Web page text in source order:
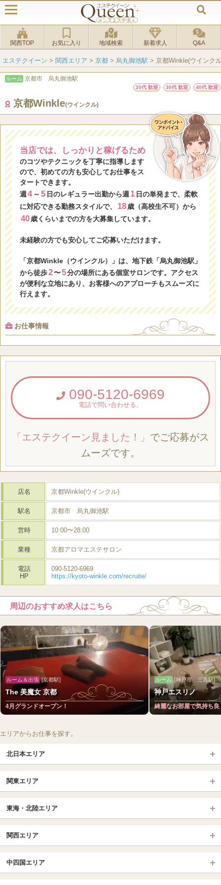
関西TOP お気に入り 地域検索 新着求人 Q&A
エステクイーン > 関西エリア > 京都 > 烏丸御池駅 > 京都Winkle(ウインク
ルーム 京都市 烏丸御池駅
20代 歓迎 30代 歓迎 40代 歓迎
京都Winkle(ウインクル)
当店では、しっかりと稼げるため
のコツやテクニックを丁寧に指導します
ので、初めての方も安心してお仕事をス
タートできます。
週 4 ～ 5 日のレギュラー出勤から週 1 日の単発まで、柔軟
に対応できる勤務スタイルで、
18 歳（高校生不可）から
40 歳くらいまでの方を大募集しています。
未経験の方でも安心してご応募いただけます。
「京都Winkle（ウインクル）」は、地下鉄「烏丸御池駅」
から徒歩2〜5分の場所にある個室サロンです。アクセス
が便利な立地にあり、お客様へのアプローチもスムーズに
行えます。
お仕事情報
090-5120-6969
電話で問い合わせる。
「エステクイーン見ました！」 でご応募がス
ムーズです。
店名 京都Winkle(ウインクル)
駅名 京都市 烏丸御池駅
営時 10:00〜28:00
業種 京都アロマエステサロン
電話
HP
090-5120-6969
https://kyoto-winkle.com/recruite/
周辺のおすすめ求人はこちら
ルーム＆出張[京都駅]
The 美魔女 京都
4月グランドオープン！
ルーム [神戸市 三宮駅]
神戸エスリノ
綺麗なお部屋で気持ち良
エリアからお仕事を探す。
北日本エリア
北海道（札幌・旭川・函館）
青森
岩手 (盛岡・北上)
福島 (いわき・郡山)
山形
長野・松本・上田
群馬（伊勢崎・高崎・前橋）
関東エリア
大宮・浦和・川口
越谷・春日部
千葉TOP
松戸・柏
東海・北陸エリア
愛知（名古屋）
岐阜県
北陸
関西エリア
京都駅・伏見区
烏丸御池駅
中四国エリア